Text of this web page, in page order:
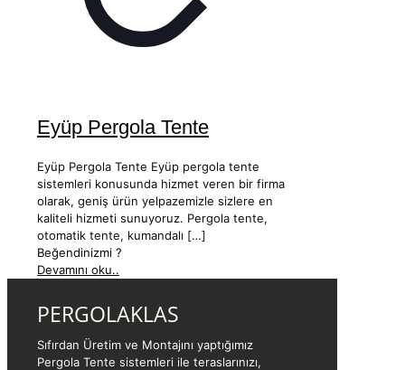
Eyüp Pergola Tente
Eyüp Pergola Tente Eyüp pergola tente
sistemleri konusunda hizmet veren bir firma
olarak, geniş ürün yelpazemizle sizlere en
kaliteli hizmeti sunuyoruz. Pergola tente,
otomatik tente, kumandalı […]
Beğendinizmi ?
Devamını oku..
PERGOLAKLAS
Sıfırdan Üretim ve Montajını yaptığımız
Pergola Tente sistemleri ile teraslarınızı,